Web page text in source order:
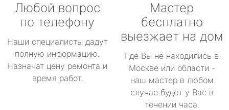
Любой вопрос
по телефону
Наши специалисты дадут
полную информацию.
Назначат цену ремонта и
время работ.
Мастер
бесплатно
выезжает на дом
Где Вы не находились в
Москве или области -
наш мастер в любом
случае будет у Вас в
течении часа.